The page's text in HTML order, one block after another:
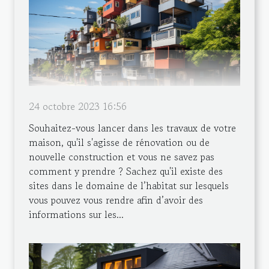
24 octobre 2023 16:56
Souhaitez-vous lancer dans les travaux de votre
maison, qu'il s'agisse de rénovation ou de
nouvelle construction et vous ne savez pas
comment y prendre ? Sachez qu'il existe des
sites dans le domaine de l’habitat sur lesquels
vous pouvez vous rendre afin d’avoir des
informations sur les...